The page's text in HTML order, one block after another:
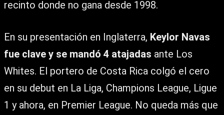
recinto donde no gana desde 1998.
En su presentación en Inglaterra, Keylor Navas
fue clave y se mandó 4 atajadas ante Los
Whites. El portero de Costa Rica colgó el cero
en su debut en La Liga, Champions League, Ligue
1 y ahora, en Premier League. No queda más que